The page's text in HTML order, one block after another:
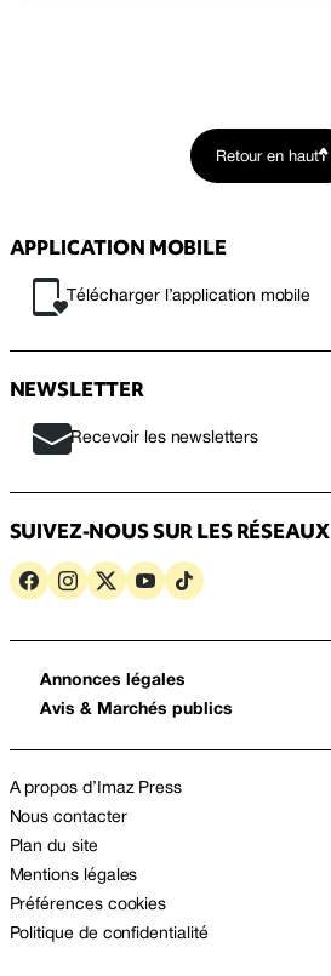
Retour en haut
APPLICATION MOBILE
Télécharger l’application mobile
NEWSLETTER
Recevoir les newsletters
SUIVEZ-NOUS SUR LES RÉSEAUX
Annonces légales
Avis & Marchés publics
A propos d’Imaz Press
Nous contacter
Plan du site
Mentions légales
Préférences cookies
Politique de confidentialité